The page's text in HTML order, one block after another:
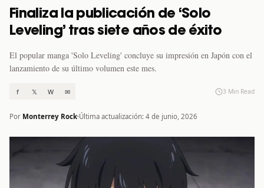
Finaliza la publicación de ‘Solo
Leveling’ tras siete años de éxito
El popular manga 'Solo Leveling' concluye su impresión en Japón con el
lanzamiento de su último volumen este mes.
f 𝕏 W ✉ 3 Min Read
Por Monterrey Rock Última actualización: 4 de junio, 2026